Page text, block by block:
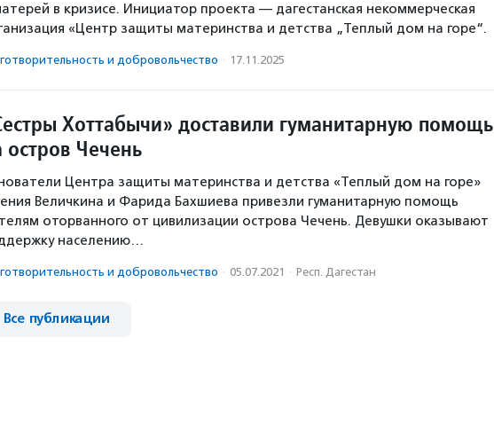
в кризисе. Инициатор проекта — дагестанская некоммерческая
«Центр защиты материнства и детства „Теплый дом на горе“.
и доброволь­чест­во · 17.11.2025
Хоттабычи» доставили гуманитарную помощь
остров Чечень
Центра защиты материнства и детства «Теплый дом на горе»
Величкина и Фарида Бахшиева привезли гуманитарную помощь
оторванного от цивилизации острова Чечень. Девушки оказывают
населению…
и доброволь­чест­во · 05.07.2021 · Респ. Дагестан
Все публикации